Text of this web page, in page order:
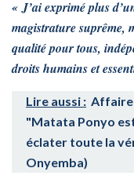
« J’ai exprimé plus
magistrature suprême,
qualité pour tous,
droits humains et
Lire aussi : Affaire
"Matata Ponyo
éclater toute la
Onyemba)